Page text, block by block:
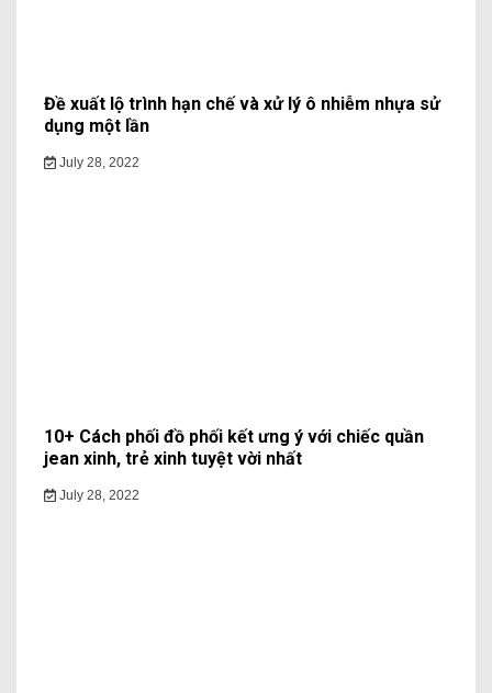
Đề xuất lộ trình hạn chế và xử lý ô nhiễm nhựa sử
dụng một lần
July 28, 2022
10+ Cách phối đồ phối kết ưng ý với chiếc quần
jean xinh, trẻ xinh tuyệt vời nhất
July 28, 2022